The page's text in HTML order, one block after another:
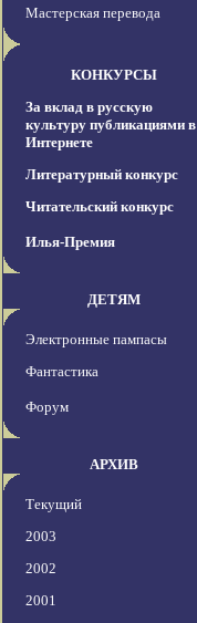
Мастерская перевода
КОНКУРСЫ
За вклад в русскую
культуру публикациями в
Интернете
Литературный конкурс
Читательский конкурс
Илья-Премия
ДЕТЯМ
Электронные пампасы
Фантастика
Форум
АРХИВ
Текущий
2003
2002
2001